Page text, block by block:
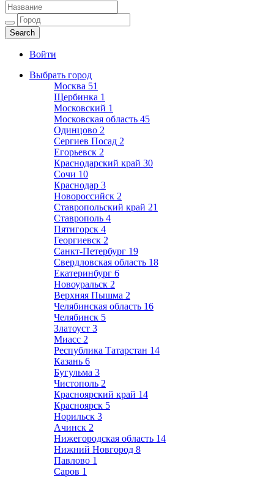
Боулинг клубы
Адреса и телефоны
Войти
Выбрать город
Москва 51
Щербинка 1
Московский 1
Московская область 45
Одинцово 2
Сергиев Посад 2
Егорьевск 2
Краснодарский край 30
Сочи 10
Краснодар 3
Новороссийск 2
Ставропольский край 21
Ставрополь 4
Пятигорск 4
Георгиевск 2
Санкт-Петербург 19
Свердловская область 18
Екатеринбург 6
Новоуральск 2
Верхняя Пышма 2
Челябинская область 16
Челябинск 5
Златоуст 3
Миасс 2
Республика Татарстан 14
Казань 6
Бугульма 3
Чистополь 2
Красноярский край 14
Красноярск 5
Норильск 3
Ачинск 2
Нижегородская область 14
Нижний Новгород 8
Павлово 1
Саров 1